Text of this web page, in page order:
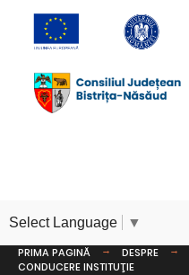
Select Language ▼
PRIMA PAGINĂ DESPRE
CONDUCERE INSTITUŢIE